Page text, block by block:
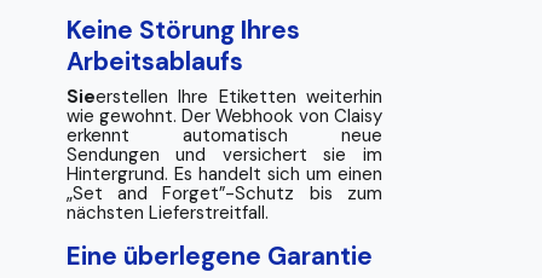
Keine Störung Ihres
Arbeitsablaufs
Sieerstellen Ihre Etiketten weiterhin
wie gewohnt. Der Webhook von Claisy
erkennt automatisch neue
Sendungen und versichert sie im
Hintergrund. Es handelt sich um einen
„Set and Forget”-Schutz bis zum
nächsten Lieferstreitfall.
Eine überlegene Garantie